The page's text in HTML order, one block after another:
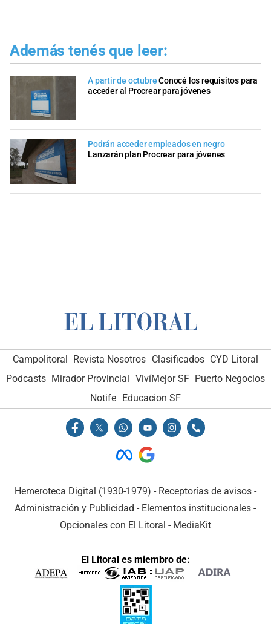
Además tenés que leer:
A partir de octubreConocé los requisitos para
acceder al Procrear para jóvenes
Podrán acceder empleados en negro
Lanzarán plan Procrear para jóvenes
Campolitoral Revista Nosotros Clasificados CYD Litoral
Podcasts Mirador Provincial VivíMejor SF Puerto Negocios
Notife
Educacion SF
Hemeroteca Digital (1930-1979) - Receptorías de avisos -
Administración y Publicidad - Elementos institucionales -
Opcionales con El Litoral - MediaKit
El Litoral es miembro de: